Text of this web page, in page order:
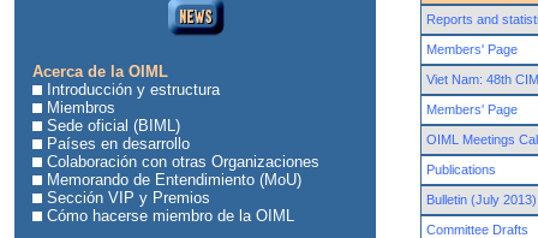
Acerca de la OIML
Introducción y estructura
Miembros
Sede oficial (BIML)
Países en desarrollo
Colaboración con otras Organizaciones
Memorando de Entendimiento (MoU)
Sección VIP y Premios
Cómo hacerse miembro de la OIML
Reports and
Members' Page
Viet Nam: 48th
Members' Page
OIML Meetings
Publications
Bulletin (July 2013)
Committee Drafts